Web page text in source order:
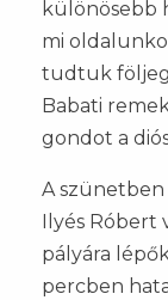
különösebb
mi
tudtuk
Babati
gondot a
A szünetben
Ilyés Róbert
pályára
percben